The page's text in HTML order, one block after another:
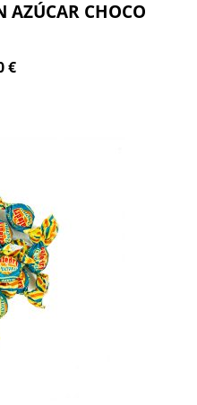
AZÚCAR CHOCO
€